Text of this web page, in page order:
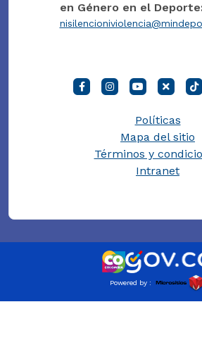
en Género en el
Políticas
Mapa del sitio
Términos y
Intranet
Powered by :